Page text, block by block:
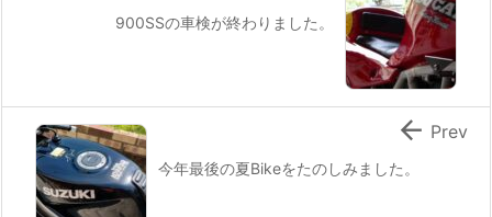
900SSの車検が終わりました。
今年最後の夏Bikeをたのしみました。
 Prev